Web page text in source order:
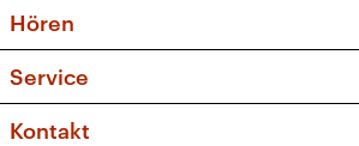
Sendungen und Podcasts
Musikliste
Kakadu – Das Kinderprogramm
Hören
Frequenzen (UKW + DAB+)
Service
FAQ
Kontakt